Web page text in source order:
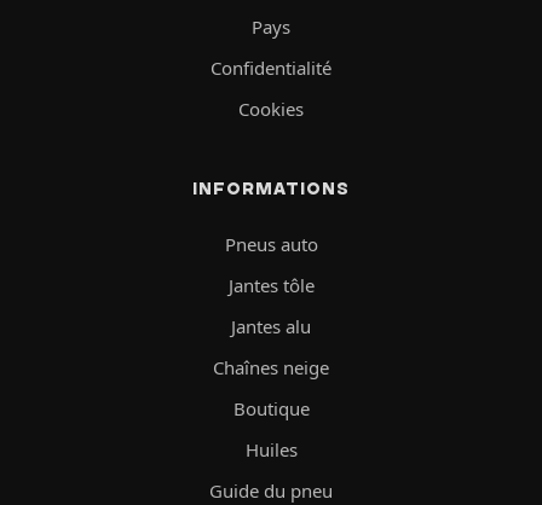
Pays
Confidentialité
Cookies
INFORMATIONS
Pneus auto
Jantes tôle
Jantes alu
Chaînes neige
Boutique
Huiles
Guide du pneu